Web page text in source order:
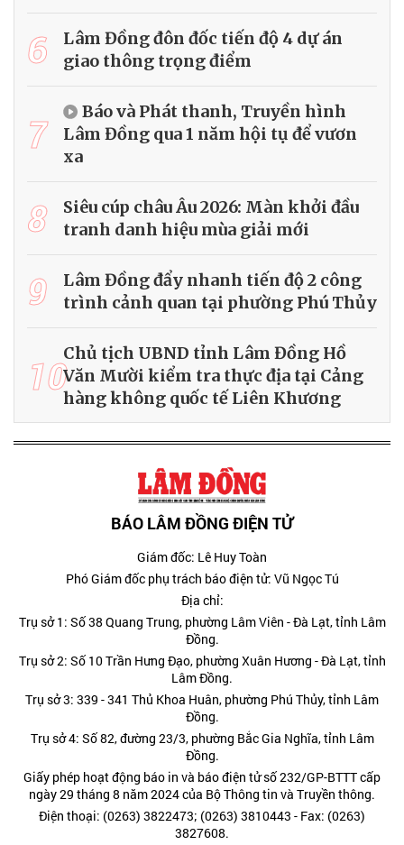
6
Lâm Đồng đôn đốc tiến độ 4 dự án
giao thông trọng điểm
7
Báo và Phát thanh, Truyền hình
Lâm Đồng qua 1 năm hội tụ để vươn
xa
8
Siêu cúp châu Âu 2026: Màn khởi đầu
tranh danh hiệu mùa giải mới
9
Lâm Đồng đẩy nhanh tiến độ 2 công
trình cảnh quan tại phường Phú Thủy
10Chủ tịch UBND tỉnh Lâm Đồng Hồ
Văn Mười kiểm tra thực địa tại Cảng
hàng không quốc tế Liên Khương
BÁO LÂM ĐỒNG ĐIỆN TỬ
Giám đốc: Lê Huy Toàn
Phó Giám đốc phụ trách báo điện tử: Vũ Ngọc Tú
Địa chỉ:
Trụ sở 1: Số 38 Quang Trung, phường Lâm Viên - Đà Lạt, tỉnh Lâm
Đồng.
Trụ sở 2: Số 10 Trần Hưng Đạo, phường Xuân Hương - Đà Lạt, tỉnh
Lâm Đồng.
Trụ sở 3: 339 - 341 Thủ Khoa Huân, phường Phú Thủy, tỉnh Lâm
Đồng.
Trụ sở 4: Số 82, đường 23/3, phường Bắc Gia Nghĩa, tỉnh Lâm
Đồng.
Giấy phép hoạt động báo in và báo điện tử số 232/GP-BTTT cấp
ngày 29 tháng 8 năm 2024 của Bộ Thông tin và Truyền thông.
Điện thoại: (0263) 3822473; (0263) 3810443 - Fax: (0263)
3827608.